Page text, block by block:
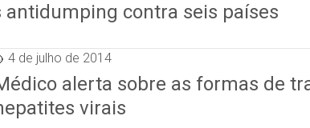
antidumping contra seis países
4 de julho de 2014
alerta sobre as formas de
virais